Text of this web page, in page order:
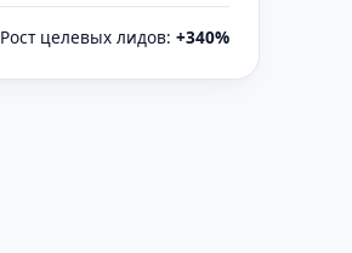
Рост целевых лидов: +340%